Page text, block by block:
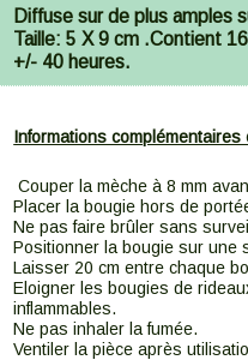
Diffuse sur de plus amples
Taille: 5 X 9 cm .Contient
+/- 40 heures.
Informations
Couper la mèche à 8 mm
Placer la bougie hors de
Ne pas faire brûler sans
Positionner la bougie sur une
Laisser 20 cm entre chaque
Eloigner les bougies de
inflammables.
Ne pas inhaler la fumée.
Ventiler la pièce après